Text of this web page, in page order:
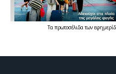
Τα πρωτοσέλιδατων